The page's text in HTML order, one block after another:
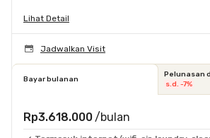
Lihat Detail
Jadwalkan Visit
Bayar bulanan
Pelunasan
s.d. -7%
Rp3.618.000 /bulan